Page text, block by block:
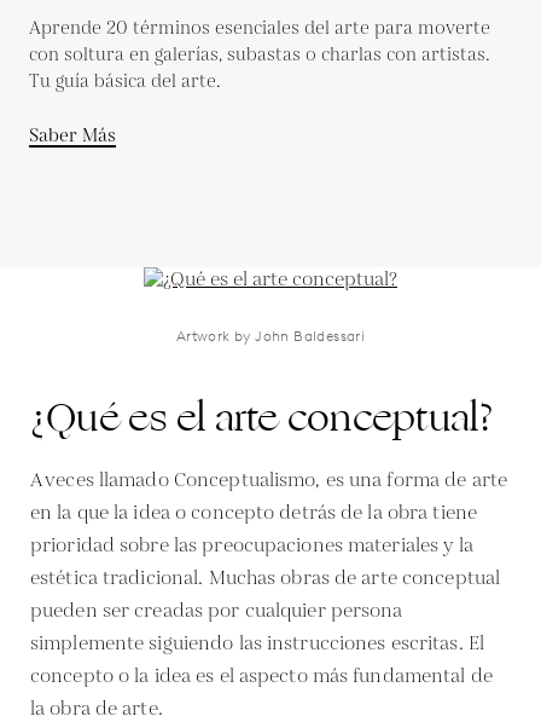
Aprende 20 términos esenciales del arte para moverte
con soltura en galerías, subastas o charlas con artistas.
Tu guía básica del arte.
Saber Más
Artwork by John Baldessari
¿Qué es el arte conceptual?
A veces llamado Conceptualismo, es una forma de arte
en la que la idea o concepto detrás de la obra tiene
prioridad sobre las preocupaciones materiales y la
estética tradicional. Muchas obras de arte conceptual
pueden ser creadas por cualquier persona
simplemente siguiendo las instrucciones escritas. El
concepto o la idea es el aspecto más fundamental de
la obra de arte.